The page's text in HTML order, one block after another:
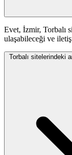
Evet, İzmir, Torbalı
ulaşabileceği ve
Torbalı sitelerindeki